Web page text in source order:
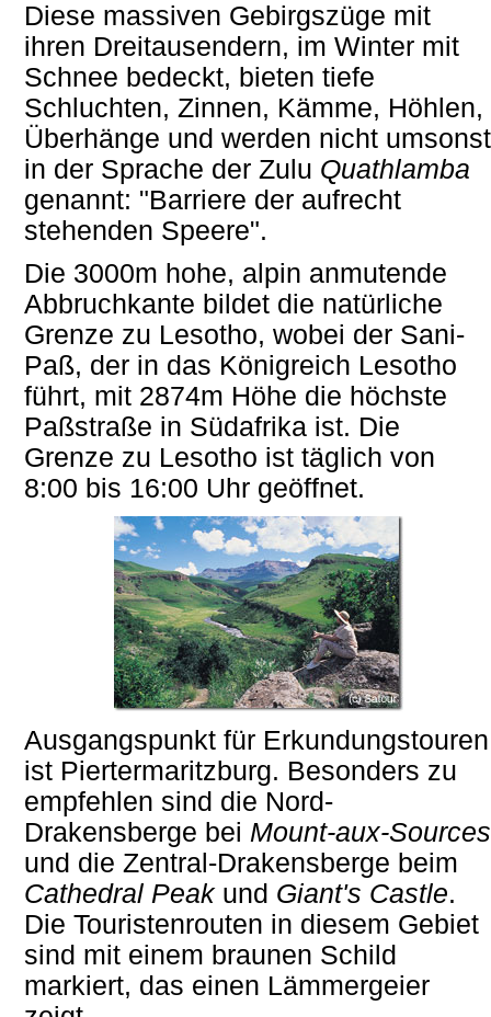
Diese massiven Gebirgszüge mit
ihren Dreitausendern, im Winter mit
Schnee bedeckt, bieten tiefe
Schluchten, Zinnen, Kämme, Höhlen,
Überhänge und werden nicht umsonst
in der Sprache der Zulu Quathlamba
genannt: "Barriere der aufrecht
stehenden Speere".
Die 3000m hohe, alpin anmutende
Abbruchkante bildet die natürliche
Grenze zu Lesotho, wobei der Sani-
Paß, der in das Königreich Lesotho
führt, mit 2874m Höhe die höchste
Paßstraße in Südafrika ist. Die
Grenze zu Lesotho ist täglich von
8:00 bis 16:00 Uhr geöffnet.
Ausgangspunkt für Erkundungstouren
ist Piertermaritzburg. Besonders zu
empfehlen sind die Nord-
Drakensberge bei Mount-aux-Sources
und die Zentral-Drakensberge beim
Cathedral Peakund Giant's Castle.
Die Touristenrouten in diesem Gebiet
sind mit einem braunen Schild
markiert, das einen Lämmergeier